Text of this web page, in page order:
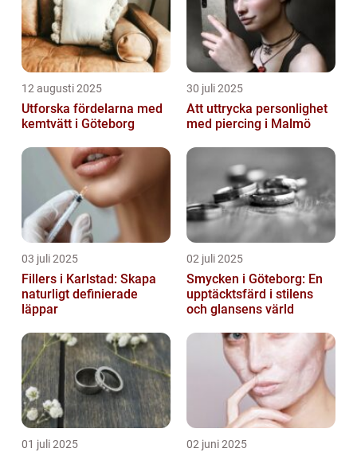
12 augusti 2025
Utforska fördelarna med
kemtvätt i Göteborg
30 juli 2025
Att uttrycka personlighet
med piercing i Malmö
03 juli 2025
Fillers i Karlstad: Skapa
naturligt definierade
läppar
02 juli 2025
Smycken i Göteborg: En
upptäcktsfärd i stilens
och glansens värld
01 juli 2025 02 juni 2025